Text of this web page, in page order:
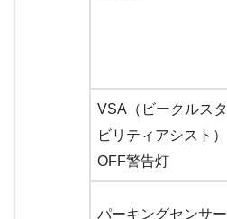
VSA（ビークルスタ
ビリティアシスト）
OFF警告灯
パーキングセンサー